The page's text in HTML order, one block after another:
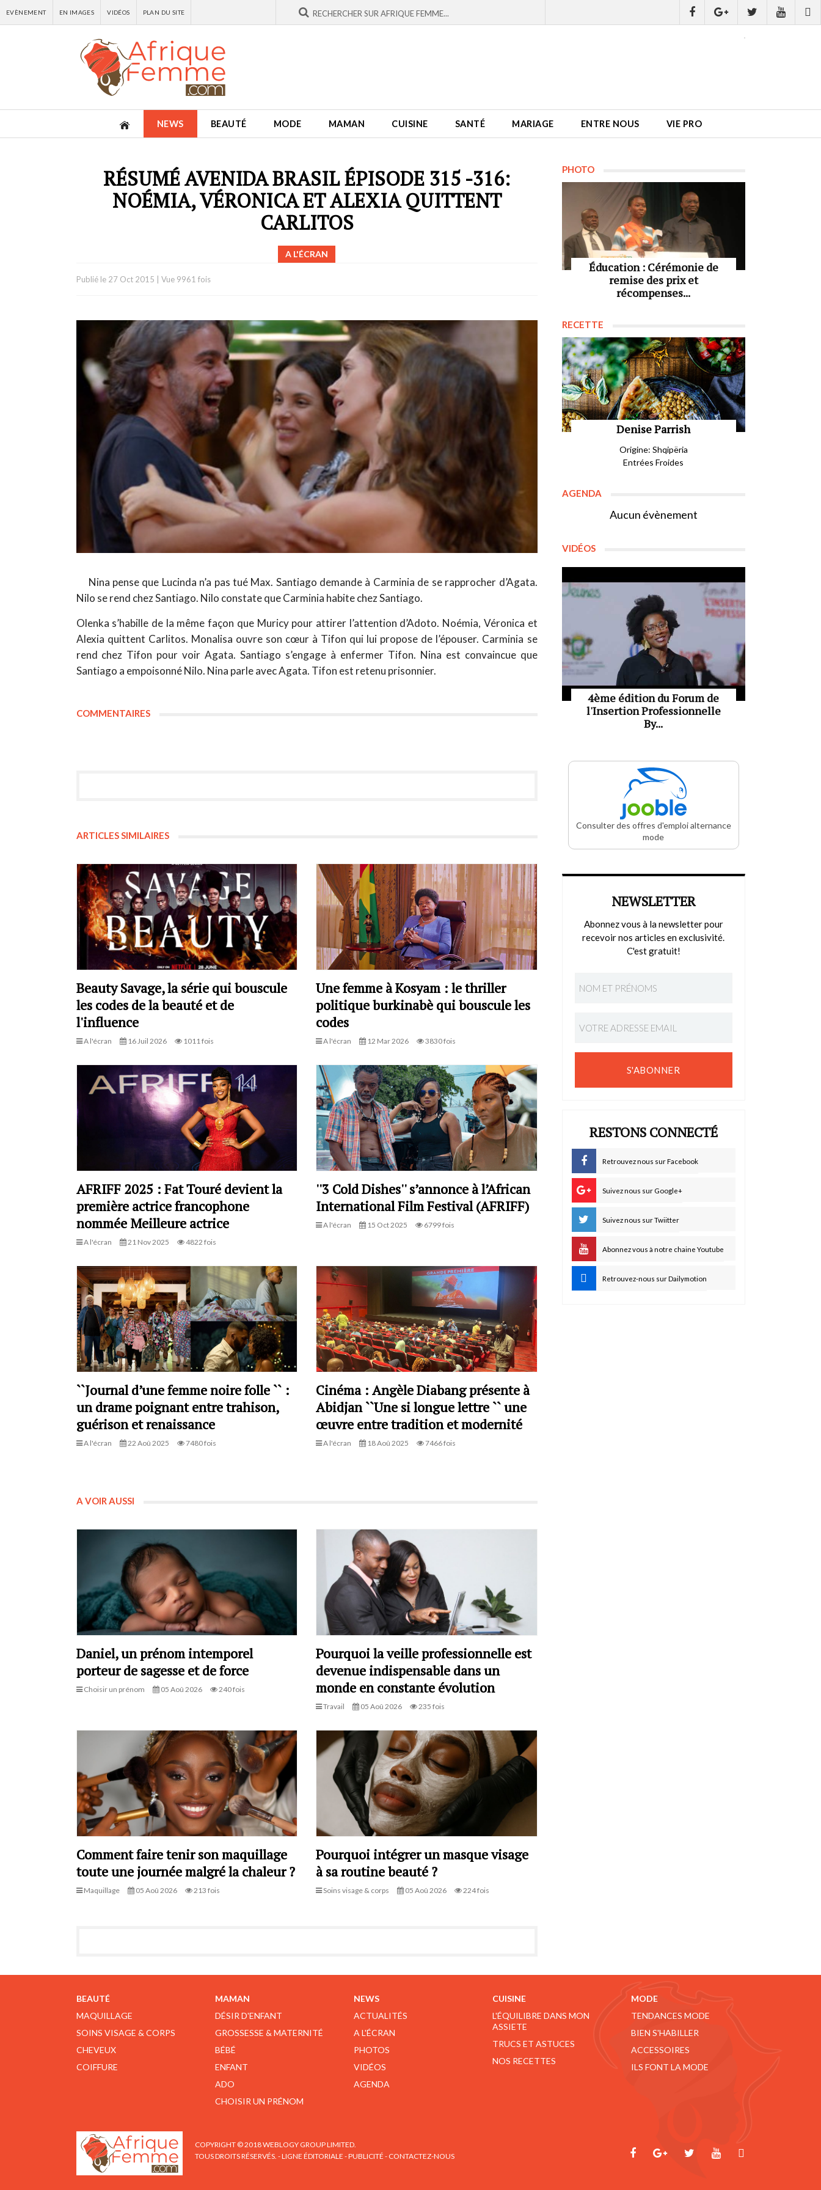
EVÈNEMENT EN IMAGES VIDÉOS PLAN DU SITE
NEWS BEAUTÉ MODE MAMAN CUISINE SANTÉ MARIAGE ENTRE NOUS VIE PRO
RÉSUMÉ AVENIDA BRASIL ÉPISODE 315 -316:
NOÉMIA, VÉRONICA ET ALEXIA QUITTENT
CARLITOS
A L'ÉCRAN
Publié le 27 Oct 2015 Vue 9961 fois
Nina pense que Lucinda n’a pas tué Max. Santiago demande à Carminia de se rapprocher d’Agata.
Nilo se rend chez Santiago. Nilo constate que Carminia habite chez Santiago.
Olenka s’habille de la même façon que Muricy pour attirer l’attention d’Adoto. Noémia, Véronica et
Alexia quittent Carlitos. Monalisa ouvre son cœur à Tifon qui lui propose de l’épouser. Carminia se
rend chez Tifon pour voir Agata. Santiago s’engage à enfermer Tifon. Nina est convaincue que
Santiago a empoisonné Nilo. Nina parle avec Agata. Tifon est retenu prisonnier.
COMMENTAIRES
ARTICLES SIMILAIRES
Beauty Savage, la série qui bouscule
les codes de la beauté et de
l'influence
A l'écran 16 Juil 2026 1011 fois
Une femme à Kosyam : le thriller
politique burkinabè qui bouscule les
codes
A l'écran 12 Mar 2026 3830 fois
AFRIFF 2025 : Fat Touré devient la
première actrice francophone
nommée Meilleure actrice
A l'écran 21 Nov 2025 4822 fois
''3 Cold Dishes'' s’annonce à l’African
International Film Festival (AFRIFF)
A l'écran 15 Oct 2025 6799 fois
``Journal d’une femme noire folle `` :
un drame poignant entre trahison,
guérison et renaissance
A l'écran 22 Aoû 2025 7480 fois
Cinéma : Angèle Diabang présente à
Abidjan ``Une si longue lettre `` une
œuvre entre tradition et modernité
A l'écran 18 Aoû 2025 7466 fois
A VOIR AUSSI
Daniel, un prénom intemporel
porteur de sagesse et de force
Choisir un prénom 05 Aoû 2026 240 fois
Pourquoi la veille professionnelle est
devenue indispensable dans un
monde en constante évolution
Travail 05 Aoû 2026 235 fois
Comment faire tenir son maquillage
toute une journée malgré la chaleur ?
Maquillage 05 Aoû 2026 213 fois
Pourquoi intégrer un masque visage
à sa routine beauté ?
Soins visage & corps 05 Aoû 2026 224 fois
PHOTO
Éducation : Cérémonie de
remise des prix et
récompenses...
RECETTE
Denise Parrish
Origine: Shqipëria
Entrées Froides
AGENDA
Aucun évènement
VIDÉOS
4ème édition du Forum de
l'Insertion Professionnelle
By...
Consulter des offres d'emploi alternance
mode
NEWSLETTER
Abonnez vous à la newsletter pour
recevoir nos articles en exclusivité.
C'est gratuit!
S'ABONNER
RESTONS CONNECTÉ
Retrouvez nous sur Facebook
Suivez nous sur Google+
Suivez nous sur Twiitter
Abonnez vous à notre chaine Youtube
Retrouvez-nous sur Dailymotion
BEAUTÉ
MAQUILLAGE
SOINS VISAGE & CORPS
CHEVEUX
COIFFURE
MAMAN
DÉSIR D'ENFANT
GROSSESSE & MATERNITÉ
BÉBÉ
ENFANT
ADO
CHOISIR UN PRÉNOM
NEWS
ACTUALITÉS
A L'ÉCRAN
PHOTOS
VIDÉOS
AGENDA
CUISINE
L'ÉQUILIBRE DANS MON
ASSIETE
TRUCS ET ASTUCES
NOS RECETTES
MODE
TENDANCES MODE
BIEN S'HABILLER
ACCESSOIRES
ILS FONT LA MODE
COPYRIGHT © 2018 WEBLOGY GROUP LIMITED.
TOUS DROITS RÉSERVÉS. -LIGNE ÉDITORIALE -PUBLICITÉ - CONTACTEZ-NOUS